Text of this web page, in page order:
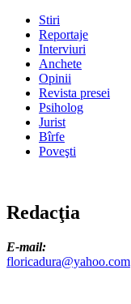
Stiri
Reportaje
Interviuri
Anchete
Opinii
Revista presei
Psiholog
Jurist
Bîrfe
Poveşti
Redacţia
E-mail:
floricadura@yahoo.com